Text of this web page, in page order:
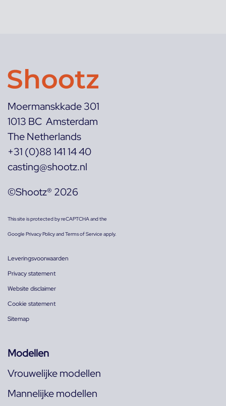
Moermanskkade 301
1013 BC Amsterdam
The Netherlands
+31 (0)88 141 14 40
casting@shootz.nl
©Shootz® 2026
This site is protected by reCAPTCHA and the
GooglePrivacy PolicyandTerms of Serviceapply.
Leveringsvoorwaarden
Privacy statement
Website disclaimer
Cookie statement
Sitemap
Modellen
Vrouwelijke modellen
Mannelijke modellen